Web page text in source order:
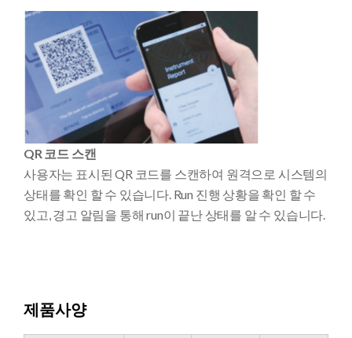
QR 코드 스캔
사용자는 표시된 QR 코드를 스캔하여 원격으로 시스템의
상태를 확인 할 수 있습니다. Run 진행 상황을 확인 할 수
있고, 경고 알림을 통해 run이 끝난 상태를 알 수 있습니다.
제품사양